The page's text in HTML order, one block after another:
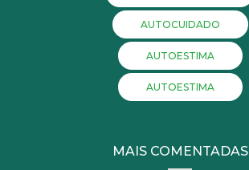
AUTOCUIDADO
AUTOESTIMA
AUTOESTIMA
MAIS COMENTADAS